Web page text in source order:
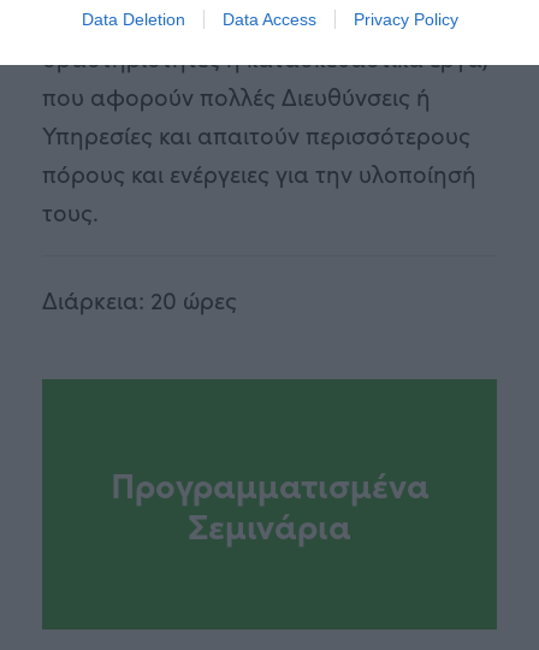
Data Deletion Data Access Privacy Policy
οικονομικά και τεχνικά προβλήματα,
δραστηριότητες ή κατασκευαστικά έργα,
που αφορούν πολλές Διευθύνσεις ή
Υπηρεσίες και απαιτούν περισσότερους
πόρους και ενέργειες για την υλοποίησή
τους.
Διάρκεια: 20 ώρες
Προγραμματισμένα
Σεμινάρια